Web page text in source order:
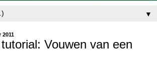
▼
2011
Vouwen van een